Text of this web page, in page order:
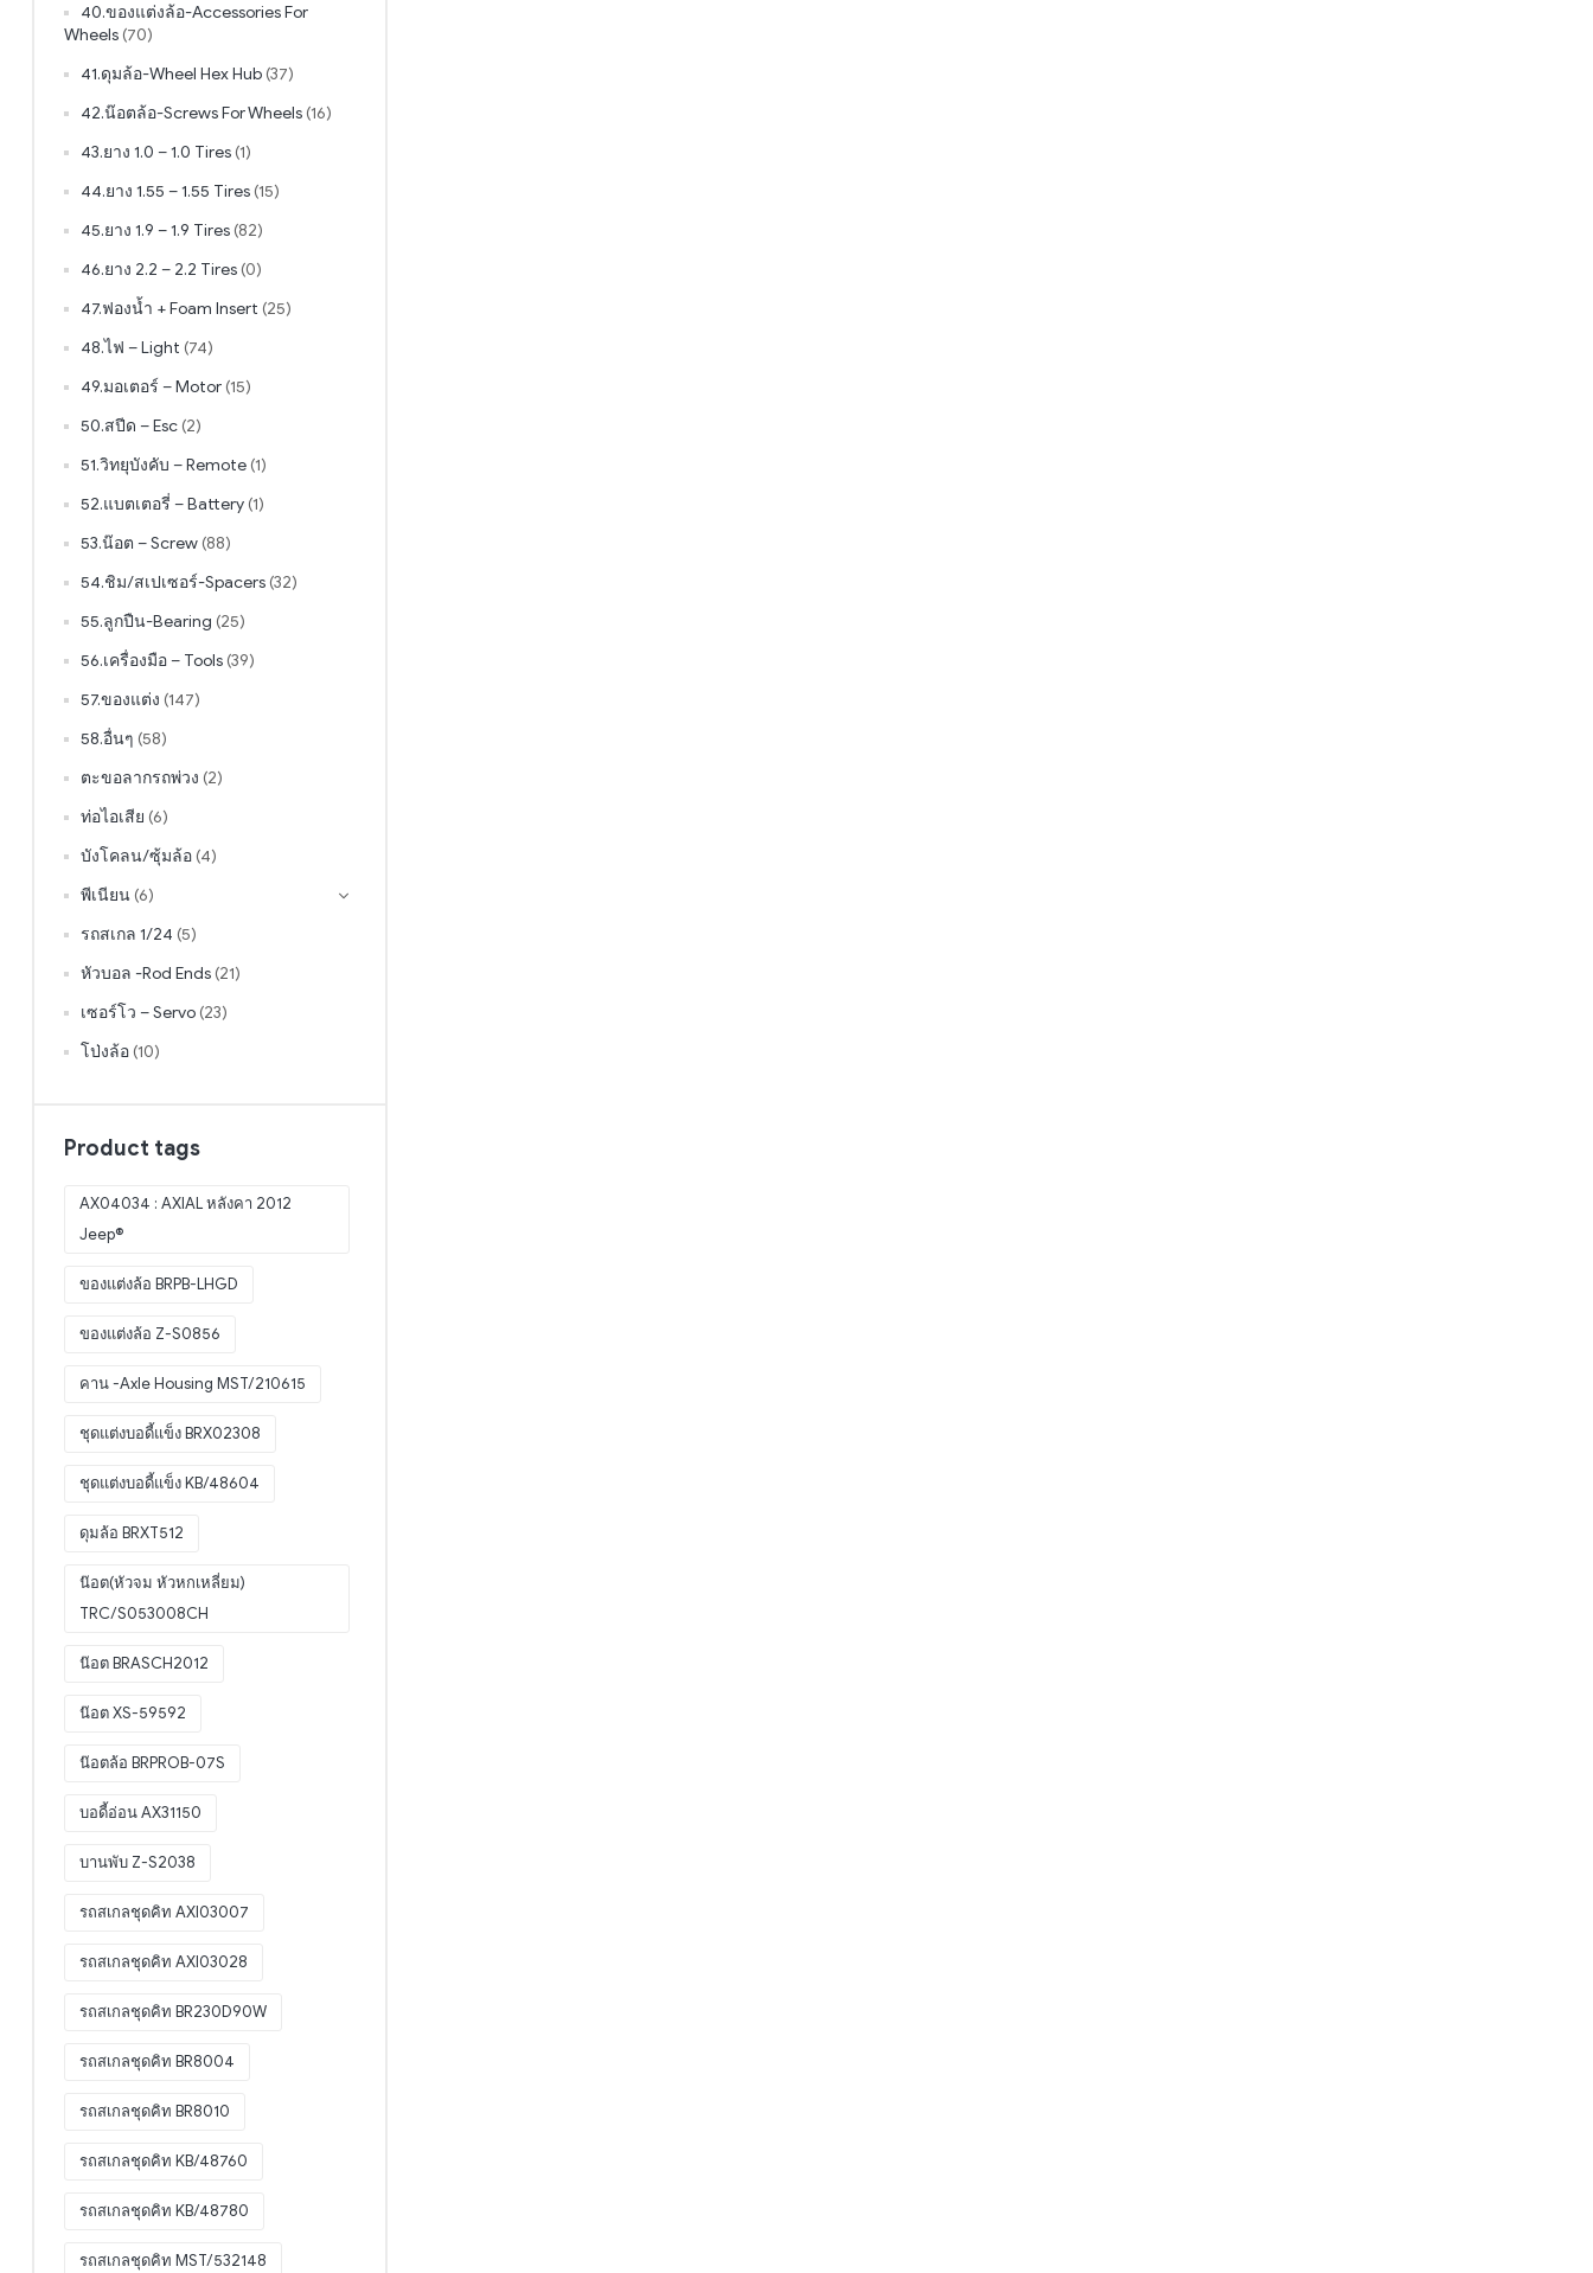
40.ของแต่งล้อ-Accessories For
Wheels (70)
41.ดุมล้อ-Wheel Hex Hub (37)
42.น๊อตล้อ-Screws For Wheels (16)
43.ยาง 1.0 – 1.0 Tires (1)
44.ยาง 1.55 – 1.55 Tires (15)
45.ยาง 1.9 – 1.9 Tires (82)
46.ยาง 2.2 – 2.2 Tires (0)
47.ฟองน้ำ + Foam Insert (25)
48.ไฟ – Light (74)
49.มอเตอร์ – Motor (15)
50.สปีด – Esc (2)
51.วิทยุบังคับ – Remote (1)
52.แบตเตอรี่ – Battery (1)
53.น๊อต – Screw (88)
54.ชิม/สเปเซอร์-Spacers (32)
55.ลูกปืน-Bearing (25)
56.เครื่องมือ – Tools (39)
57.ของแต่ง (147)
58.อื่นๆ (58)
ตะขอลากรถพ่วง (2)
ท่อไอเสีย (6)
บังโคลน/ซุ้มล้อ (4)
พีเนียน (6)
รถสเกล 1/24 (5)
หัวบอล -Rod Ends (21)
เซอร์โว – Servo (23)
โป่งล้อ (10)
Product tags
AX04034 : AXIAL หลังคา 2012
Jeep®
ของแต่งล้อ BRPB-LHGD
ของแต่งล้อ Z-S0856
คาน -Axle Housing MST/210615
ชุดแต่งบอดี้แข็ง BRX02308
ชุดแต่งบอดี้แข็ง KB/48604
ดุมล้อ BRXT512
น๊อต(หัวจม หัวหกเหลี่ยม)
TRC/S053008CH
น๊อต BRASCH2012
น๊อต XS-59592
น๊อตล้อ BRPROB-07S
บอดี้อ่อน AX31150
บานพับ Z-S2038
รถสเกลชุดคิท AXI03007
รถสเกลชุดคิท AXI03028
รถสเกลชุดคิท BR230D90W
รถสเกลชุดคิท BR8004
รถสเกลชุดคิท BR8010
รถสเกลชุดคิท KB/48760
รถสเกลชุดคิท KB/48780
รถสเกลชุดคิท MST/532148